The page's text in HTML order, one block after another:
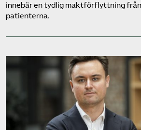
innebär en tydlig maktförflyttning från
patienterna.